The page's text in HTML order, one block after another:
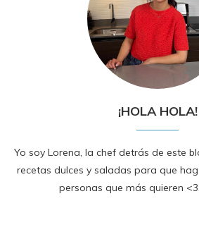
¡HOLA HOLA!
Yo soy Lorena, la chef detrás de este
recetas dulces y saladas para que
personas que más quieren